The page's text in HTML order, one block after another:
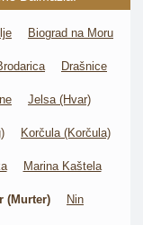
Biograd na Moru
Drašnice
Jelsa (Hvar)
Korčula (Korčula)
Marina Kaštela
(Murter) Nin